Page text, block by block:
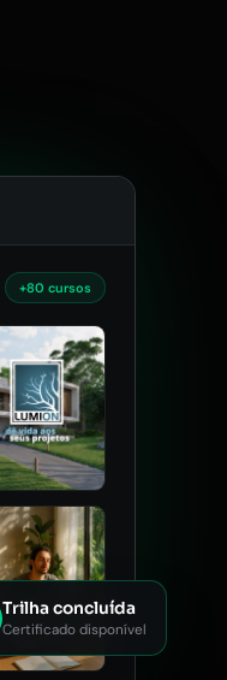
+80 cursos
Trilha concluída
Certificado disponível